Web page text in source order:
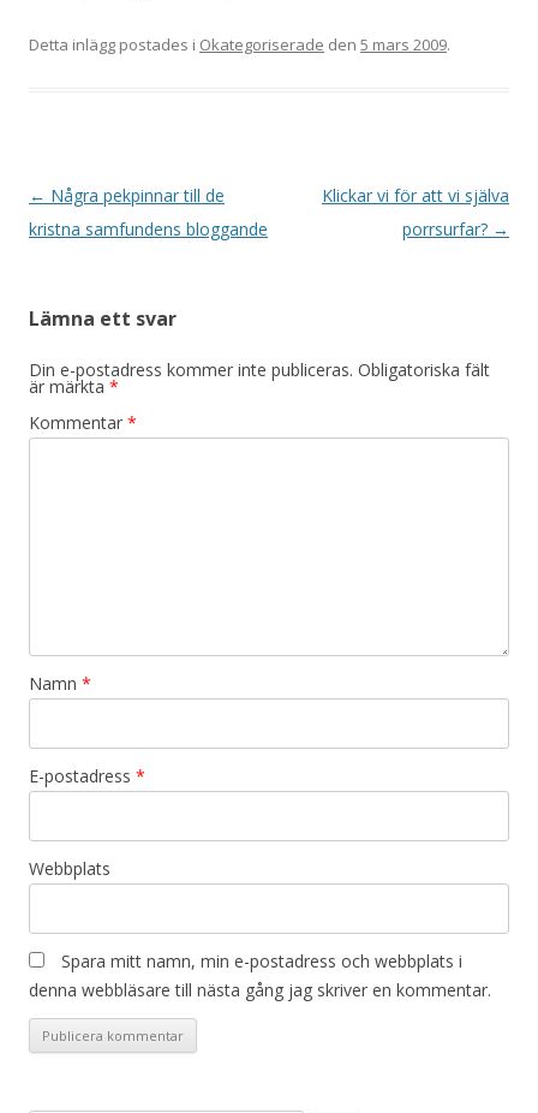
Detta inlägg postades i Okategoriserade den 5 mars 2009.
Inläggsnavigering
← Några pekpinnar till de
kristna samfundens bloggande
Klickar vi för att vi själva
porrsurfar? →
Lämna ett svar
Din e-postadress kommer inte publiceras. Obligatoriska fält
är märkta *
Kommentar *
Namn *
E-postadress *
Webbplats
Spara mitt namn, min e-postadress och webbplats i
denna webbläsare till nästa gång jag skriver en kommentar.